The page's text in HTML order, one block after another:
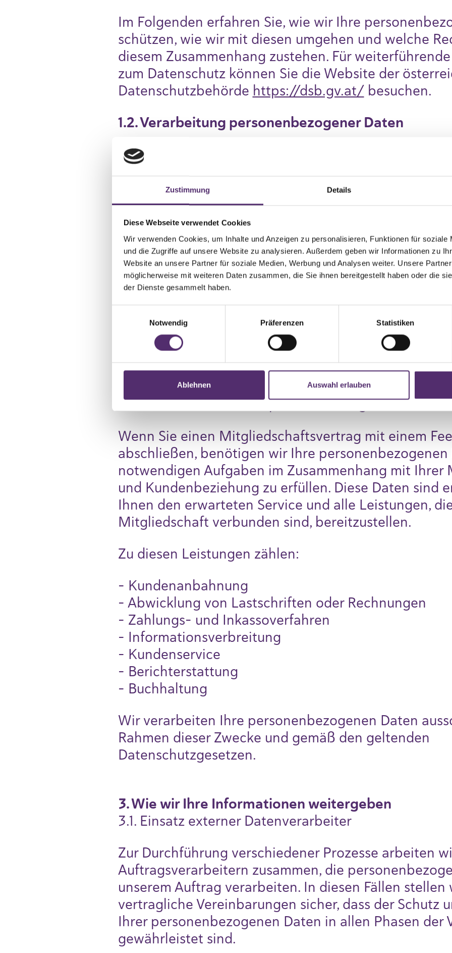
Zustimmung Details
Diese Webseite verwendet Cookies
Wir verwenden Cookies, um Inhalte und Anzeigen zu personalisieren, Funktionen für soziale
und die Zugriffe auf unsere Website zu analysieren. Außerdem geben wir Informationen zu
Website an unsere Partner für soziale Medien, Werbung und Analysen weiter. Unsere
möglicherweise mit weiteren Daten zusammen, die Sie ihnen bereitgestellt haben oder die
der Dienste gesammelt haben.
Notwendig
Präferenzen Statistiken
Ablehnen Auswahl erlauben
Im Folgenden erfahren Sie, wie wir Ihre
schützen, wie wir mit diesen umgehen und welche
diesem Zusammenhang zustehen. Für
zum Datenschutz können Sie die Website der
Datenschutzbehörde https://dsb.gv.at/besuchen.
1.2. Verarbeitung personenbezogener Daten
Verantwortlicher für die Verarbeitung Ihrer
Feelgood Austria GmbH
Postadresse: Gewerbehofstraße 8, 5071 Wals bei
E-Mail:office@feelgood.eu, Telefon: +43 664
2. Verarbeitung personenbezogener Daten
2.1. Woher stammen Ihre personenbezogenen Daten?
Personenbezogene Daten sind Informationen, die Sie
Registrierung Ihrer Mitgliedschaft und bei
selbst zur Verfügung stellen. Während Ihrer
Nutzung unserer Dienste erfassen und speichern wir
Informationen zu Ihren Aktivitäten in
dieser Dienste.
2.2. Warum erfassen wir personenbezogene Daten
Wenn Sie einen Mitgliedschaftsvertrag mit einem
abschließen, benötigen wir Ihre personenbezogenen
notwendigen Aufgaben im Zusammenhang mit Ihrer
und Kundenbeziehung zu erfüllen. Diese Daten sind
Ihnen den erwarteten Service und alle Leistungen,
Mitgliedschaft verbunden sind, bereitzustellen.
Zu diesen Leistungen zählen:
- Kundenanbahnung
- Abwicklung von Lastschriften oder Rechnungen
- Zahlungs- und Inkassoverfahren
- Informationsverbreitung
- Kundenservice
- Berichterstattung
- Buchhaltung
Wir verarbeiten Ihre personenbezogenen Daten
Rahmen dieser Zwecke und gemäß den geltenden
Datenschutzgesetzen.
3. Wie wir Ihre Informationen weitergeben
3.1. Einsatz externer Datenverarbeiter
Zur Durchführung verschiedener Prozesse arbeiten
Auftragsverarbeitern zusammen, die
unserem Auftrag verarbeiten. In diesen Fällen stellen
vertragliche Vereinbarungen sicher, dass der Schutz
Ihrer personenbezogenen Daten in allen Phasen der
gewährleistet sind.